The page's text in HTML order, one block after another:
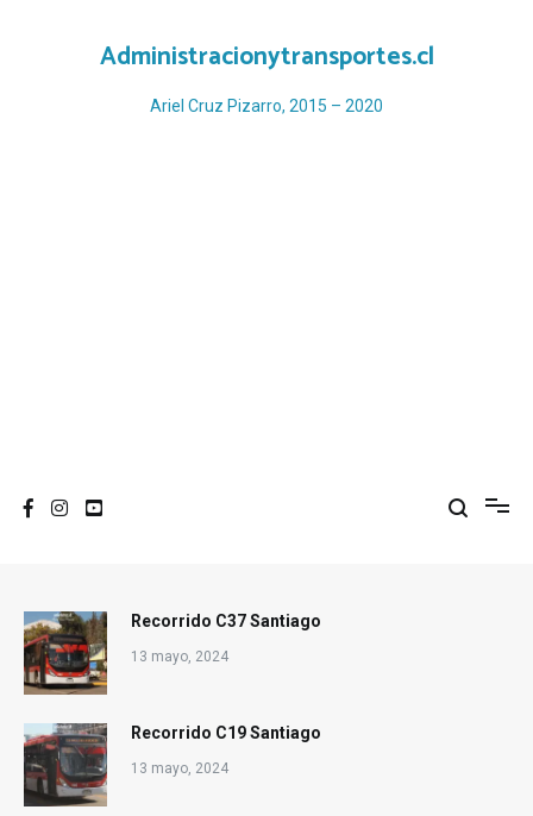
Administracionytransportes.cl
Ariel Cruz Pizarro, 2015 – 2020
Recorrido C37 Santiago
13 mayo, 2024
Recorrido C19 Santiago
13 mayo, 2024